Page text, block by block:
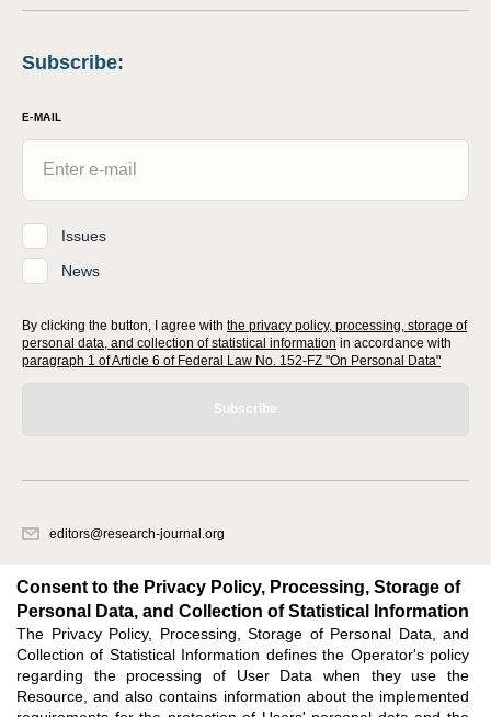
Subscribe:
E-MAIL
Issues
News
By clicking the button, I agree with the privacy policy, processing, storage of
personal data, and collection of statistical information in accordance with
paragraph 1 of Article 6 of Federal Law No. 152-FZ "On Personal Data"
Subscribe
editors@research-journal.org
office 1
Feedback
Consent to the Privacy Policy, Processing, Storage of
Personal Data, and Collection of Statistical Information
The Privacy Policy, Processing, Storage of Personal Data, and
Collection of Statistical Information defines the Operator's policy
regarding the processing of User Data when they use the
Resource, and also contains information about the implemented